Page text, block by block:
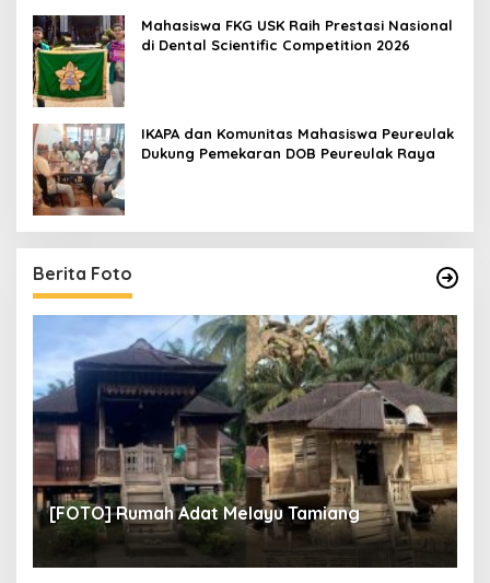
Mahasiswa FKG USK Raih Prestasi Nasional
di Dental Scientific Competition 2026
IKAPA dan Komunitas Mahasiswa Peureulak
Dukung Pemekaran DOB Peureulak Raya
Berita Foto
[FOTO] Rumah Adat Melayu Tamiang